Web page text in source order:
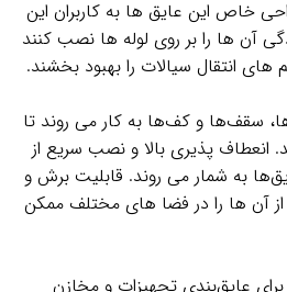
خاص این عایق‌ ها به کاربران این
آن‌ ها را بر روی لوله‌ ها نصب کنند
انتقال سیالات را بهبود بخشند.
سقف‌ها و کف‌ها به کار می‌ روند تا
انعطاف‌ پذیری بالا و نصب سریع از
به شمار می‌ روند. قابلیت برش و
آن‌ ها را در فضا های مختلف ممکن
برای عایق‌بندی تجهیزات و مخازن